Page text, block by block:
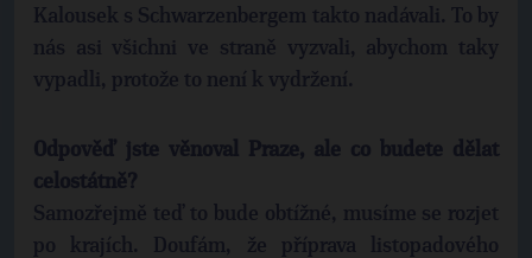
Kalousek s Schwarzenbergem takto nadávali. To by
nás asi všichni ve straně vyzvali, abychom taky
vypadli, protože to není k vydržení.
Odpověď jste věnoval Praze, ale co budete dělat
celostátně?
Samozřejmě teď to bude obtížné, musíme se rozjet
po krajích. Doufám, že příprava listopadového